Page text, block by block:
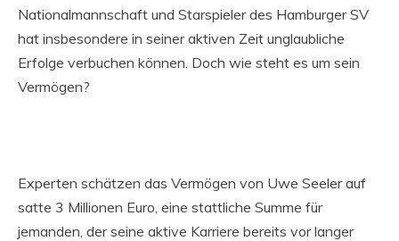
Nationalmannschaft und Starspieler des Hamburger SV
hat insbesondere in seiner aktiven Zeit unglaubliche
Erfolge verbuchen können. Doch wie steht es um sein
Vermögen?
Experten schätzen das Vermögen von Uwe Seeler auf
satte 3 Millionen Euro, eine stattliche Summe für
jemanden, der seine aktive Karriere bereits vor langer